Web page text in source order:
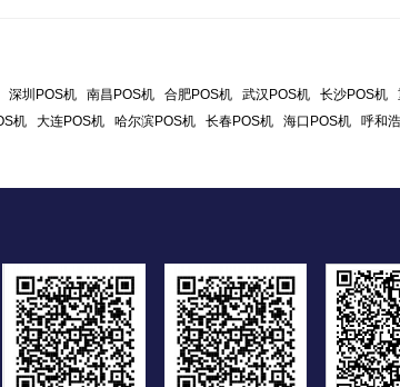
深圳POS机 南昌POS机 合肥POS机 武汉POS机 长沙POS机
机 大连POS机 哈尔滨POS机 长春POS机 海口POS机 呼和